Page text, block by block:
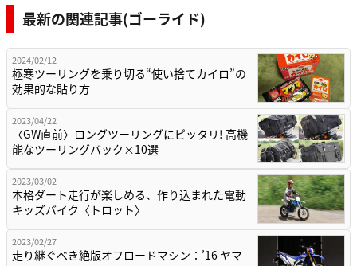
最新の関連記事(ゴーライド)
2024/02/12
極寒ツーリングを乗り切る“使い捨てカイロ”の
効果的な貼り方
2023/04/22
〈GW直前〉ロングツーリングにピッタリ! 高機
能なツーリングバック×10選
2023/03/02
本格ダート走行が楽しめる、作り込まれた電動
キッズバイク〈トロット〉
2023/02/27
走り継ぐべき絶版オフロードマシン：’16 ヤマ